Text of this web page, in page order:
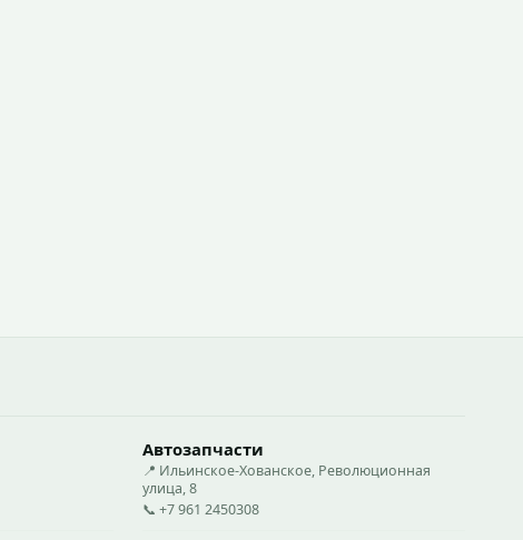
Автозапчасти
📍 Ильинское-Хованское, Революционная
улица, 8
📞 +7 961 2450308